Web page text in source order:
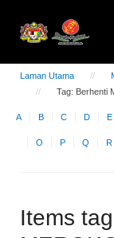
Laman Utama
Tag: Berhenti
A B C D E
O P Q R
Items